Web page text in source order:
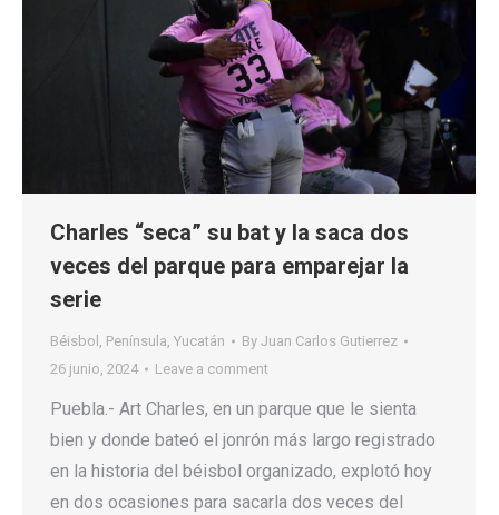
Charles “seca” su bat y la saca dos
veces del parque para emparejar la
serie
Béisbol , Península, Yucatán By Juan Carlos Gutierrez
26 junio, 2024
Leave a comment
Puebla.- Art Charles, en un parque que le sienta
bien y donde bateó el jonrón más largo registrado
en la historia del béisbol organizado, explotó hoy
en dos ocasiones para sacarla dos veces del